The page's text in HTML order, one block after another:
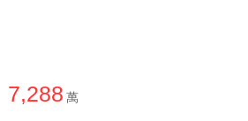
7,288 萬